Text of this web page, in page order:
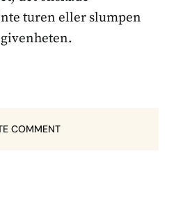
turen eller slumpen
COMMENT